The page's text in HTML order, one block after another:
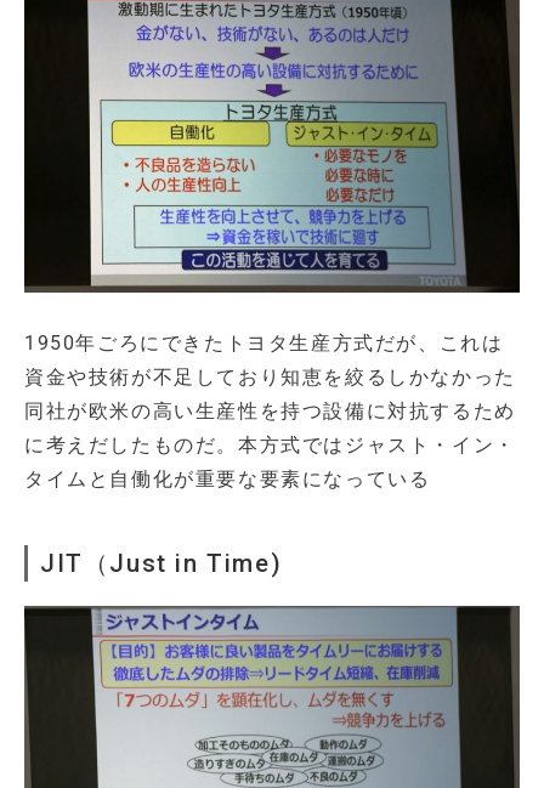
1950年ごろにできたトヨタ生産方式だが、これは
資金や技術が不足しており知恵を絞るしかなかった
同社が欧米の高い生産性を持つ設備に対抗するため
に考えだしたものだ。本方式ではジャスト・イン・
タイムと自働化が重要な要素になっている
JIT（Just in Time)